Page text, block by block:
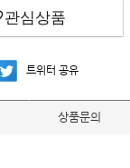
관심상품
트위터 공유
상품문의